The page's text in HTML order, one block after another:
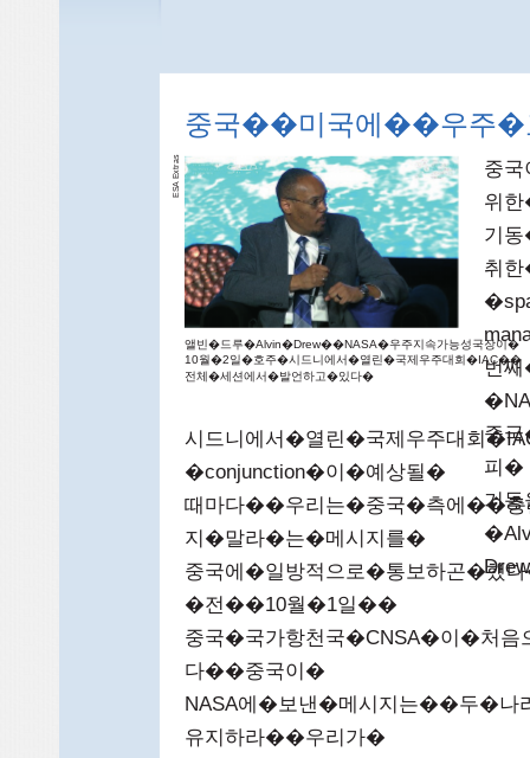
중국��미국에��우주�
중
위
기
취
번
중
피�
기
시드니에서�열린�국제우주대회
�conjunction�이�예상될�
때마다��우리는�중국�측에��충
지�말라�는�메시지를�
중국에�일방적으로�통보하곤�
�전��10월�1일��
중국�국가항천국�CNSA�이�처
다��중국이�
NASA에�보낸�메시지는��두�
유지하라��우리가�
앨빈�드루�Alvin�Drew��NASA�우주지속가능성국장이�
10월�2일�호주�시드니에서�열린�국제우주대회�IAC��
전체�세션에서�발언하고�있다�
E
S
A E
x
tr
as